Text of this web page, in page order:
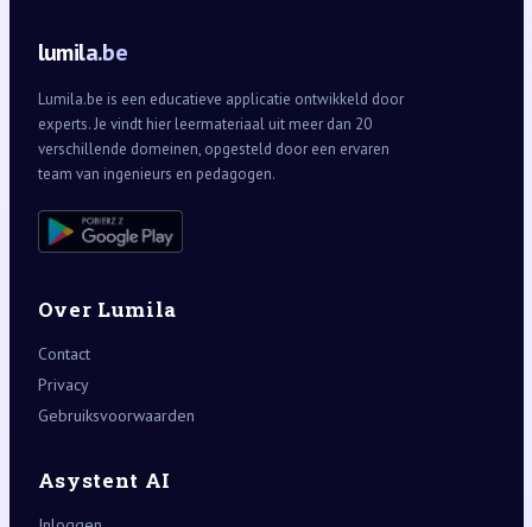
lumila.be
Lumila.be is een educatieve applicatie ontwikkeld door
experts. Je vindt hier leermateriaal uit meer dan 20
verschillende domeinen, opgesteld door een ervaren
team van ingenieurs en pedagogen.
Over Lumila
Contact
Privacy
Gebruiksvoorwaarden
Asystent AI